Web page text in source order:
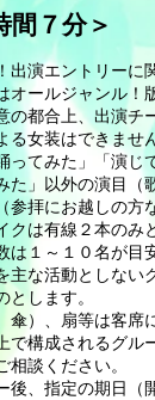
間７分＞
出演エントリーに
オールジャンル！
の都合上、出演
る女装はできませ
ってみた」「演じ
た」以外の演目（
参拝にお越しの方
クは有線２本の
は１～１０名が目
主な活動としな
とします。
傘）、扇等は客
で構成されるグル
相談ください。
後、指定の期日